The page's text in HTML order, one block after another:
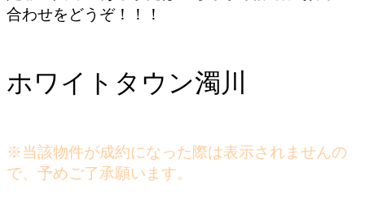
合わせをどうぞ！！！
ホワイトタウン濁川
※当該物件が成約になった際は表示されませんの
で、予めご了承願います。